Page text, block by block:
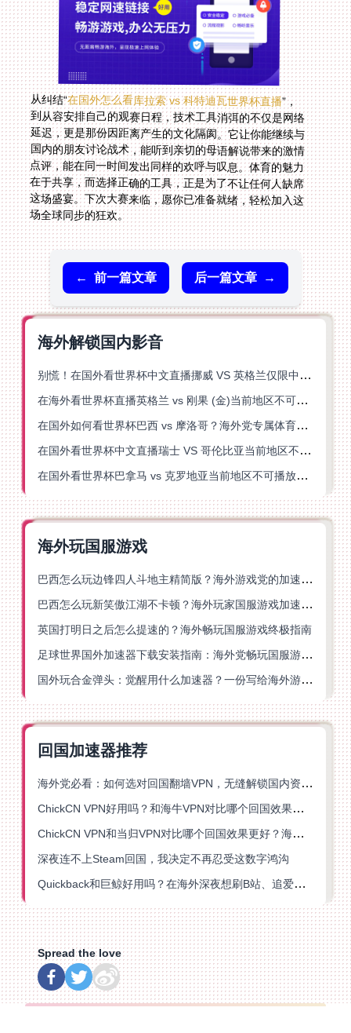
从纠结“在国外怎么看库拉索 vs 科特迪瓦世界杯直播”，
到从容安排自己的观赛日程，技术工具消弭的不仅是网络
延迟，更是那份因距离产生的文化隔阂。它让你能继续与
国内的朋友讨论战术，能听到亲切的母语解说带来的激情
点评，能在同一时间发出同样的欢呼与叹息。体育的魅力
在于共享，而选择正确的工具，正是为了不让任何人缺席
这场盛宴。下次大赛来临，愿你已准备就绪，轻松加入这
场全球同步的狂欢。
← 前一篇文章 后一篇文章 →
海外解锁国内影音
别慌！在国外看世界杯中文直播挪威 VS 英格兰仅限中国大陆？这篇指南帮你搞定
在海外看世界杯直播英格兰 vs 刚果 (金)当前地区不可播放？这篇指南帮你突破所有限制
在国外如何看世界杯巴西 vs 摩洛哥？海外党专属体育观赛指南来了
在国外看世界杯中文直播瑞士 VS 哥伦比亚当前地区不可播放？这篇指南帮你搞定
在国外看世界杯巴拿马 vs 克罗地亚当前地区不可播放？这篇指南帮你轻松解决海外体育直播难题
海外玩国服游戏
巴西怎么玩边锋四人斗地主精简版？海外游戏党的加速器终极选择
巴西怎么玩新笑傲江湖不卡顿？海外玩家国服游戏加速终极指南（附猫和老鼠一梦江湖实测）
英国打明日之后怎么提速的？海外畅玩国服游戏终极指南
足球世界国外加速器下载安装指南：海外党畅玩国服游戏的终极解决方案
国外玩合金弹头：觉醒用什么加速器？一份写给海外游子的畅玩指南
回国加速器推荐
海外党必看：如何选对回国翻墙VPN，无缝解锁国内资源？
ChickCN VPN好用吗？和海牛VPN对比哪个回国效果更好？
ChickCN VPN和当归VPN对比哪个回国效果更好？海外党亲测后选了它
深夜连不上Steam回国，我决定不再忍受这数字鸿沟
Quickback和巨鲸好用吗？在海外深夜想刷B站、追爱奇艺的你，或许正需要这份答案
Spread the love